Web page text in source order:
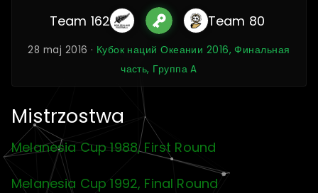
Team 162 Team 80
28 maj 2016 · Кубок наций Океании 2016, Финальная
часть, Группа A
Mistrzostwa
Melanesia Cup 1988, First Round
Melanesia Cup 1992, Final Round